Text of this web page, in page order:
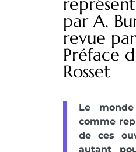
par A.
revue
Préface
Rosset
Le
comme
de ces
autant